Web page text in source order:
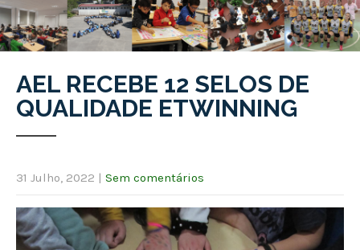
AEL RECEBE 12 SELOS DE
QUALIDADE ETWINNING
31 Julho, 2022 | Sem comentários